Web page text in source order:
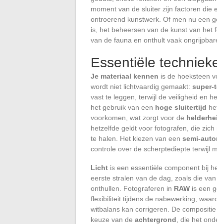
moment van de sluiter zijn factoren die
ontroerend kunstwerk. Of men nu een
is, het beheersen van de kunst van
van de fauna en onthult vaak
Essentiële
Je materiaal kennen is de hoeksteen
wordt niet lichtvaardig gemaakt: super-
vast te leggen, terwijl de veiligheid en
het gebruik van een hoge sluitertijd
voorkomen, wat zorgt voor de
hetzelfde geldt voor fotografen, die
te halen. Het kiezen van een semi-
controle over de scherptediepte terwijl
Licht is een essentiële component bij
eerste stralen van de dag, zoals die van
onthullen. Fotograferen in RAW is een
flexibiliteit tijdens de nabewerking,
witbalans kan corrigeren. De
keuze van de achtergrond , die het